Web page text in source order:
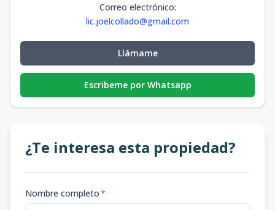
Correo electrónico:
lic.joelcollado@gmail.com
Llámame
Escribeme por Whatsapp
¿Te interesa esta propiedad?
Nombre completo*